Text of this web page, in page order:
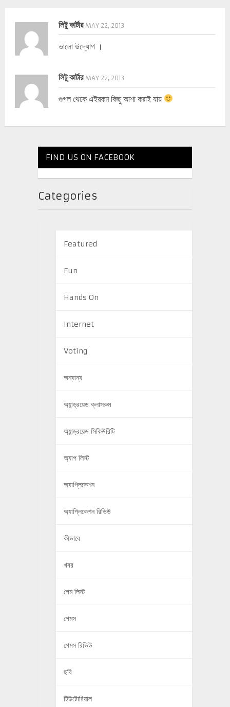
লিটু কার্টার MAY 22, 2013
ভালো উদ্যোগ ।
লিটু কার্টার MAY 22, 2013
গুগল থেকে এইরকম কিছু আশা করাই যায়
FIND US ON FACEBOOK
Categories
Featured
Fun
Hands On
Internet
Voting
অন্যান্য
অ্যান্ড্রয়েড ক্লাসরুম
অ্যান্ড্রয়েড সিকিউরিটি
অ্যাপ লিস্ট
অ্যাপ্লিকেশন
অ্যাপ্লিকেশন রিভিউ
কীভাবে
খবর
গেম লিস্ট
গেমস
গেমস রিভিউ
ছবি
টিউটোরিয়াল